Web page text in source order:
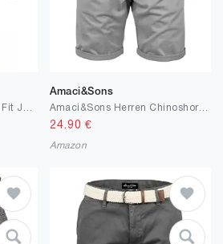
Amaci&Sons
Amaci&Sons Herren Chinoshorts Männer Kurze Bermuda Hose Regular Fit 7030
24.90 €
Amazon